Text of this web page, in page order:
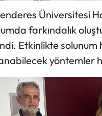
Üniversitesi
farkındalık
Etkinlikte
yöntemler